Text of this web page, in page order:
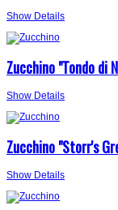
Show Details
Zucchino "Tondo di
Show Details
Zucchino "Storr's
Show Details